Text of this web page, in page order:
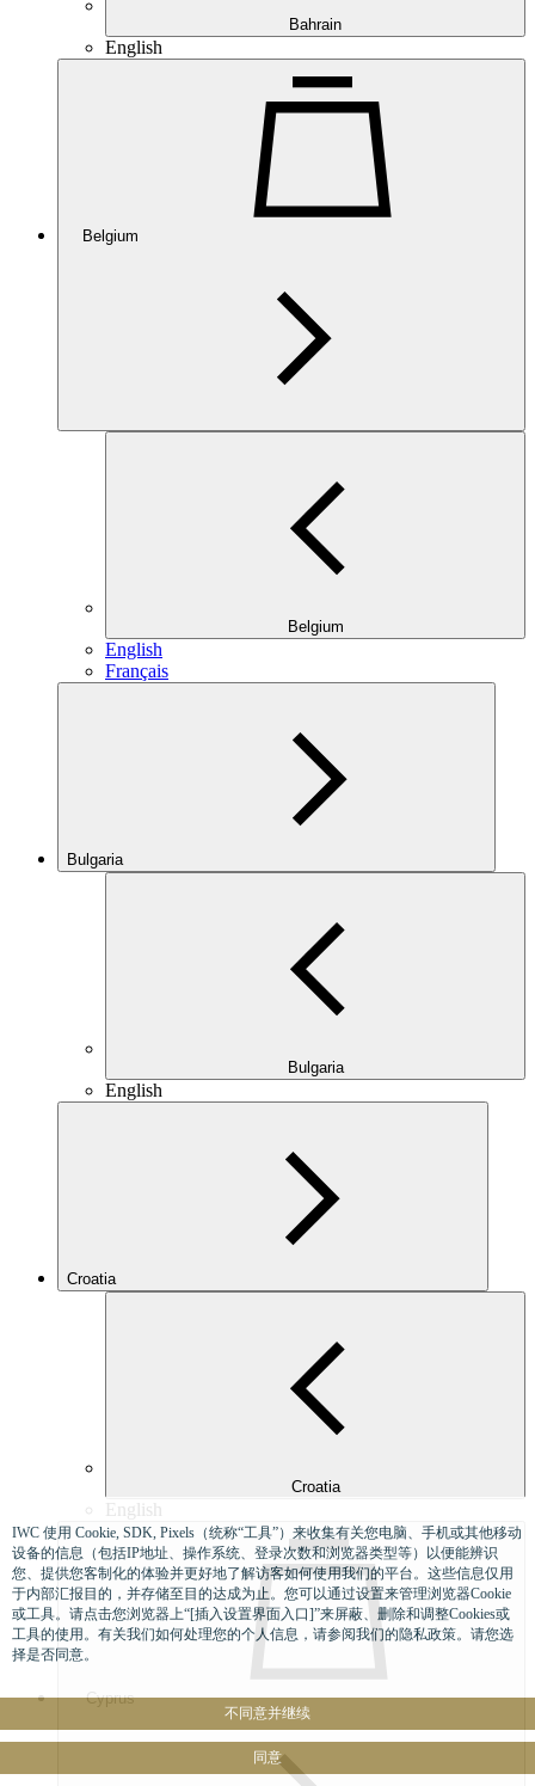
Bahrain
English
Belgium
Belgium
English
Français
Bulgaria
Bulgaria
English
Croatia
Croatia
English
Cyprus
IWC 使用 Cookie, SDK, Pixels（统称“工具”）来收集有关您电脑、手机或其他移动
设备的信息（包括IP地址、操作系统、登录次数和浏览器类型等）以便能辨识
您、提供您客制化的体验并更好地了解访客如何使用我们的平台。这些信息仅用
于内部汇报目的，并存储至目的达成为止。您可以通过设置来管理浏览器Cookie
或工具。请点击您浏览器上“[插入设置界面入口]”来屏蔽、删除和调整Cookies或
工具的使用。有关我们如何处理您的个人信息，请参阅我们的隐私政策。请您选
择是否同意。
不同意并继续
同意